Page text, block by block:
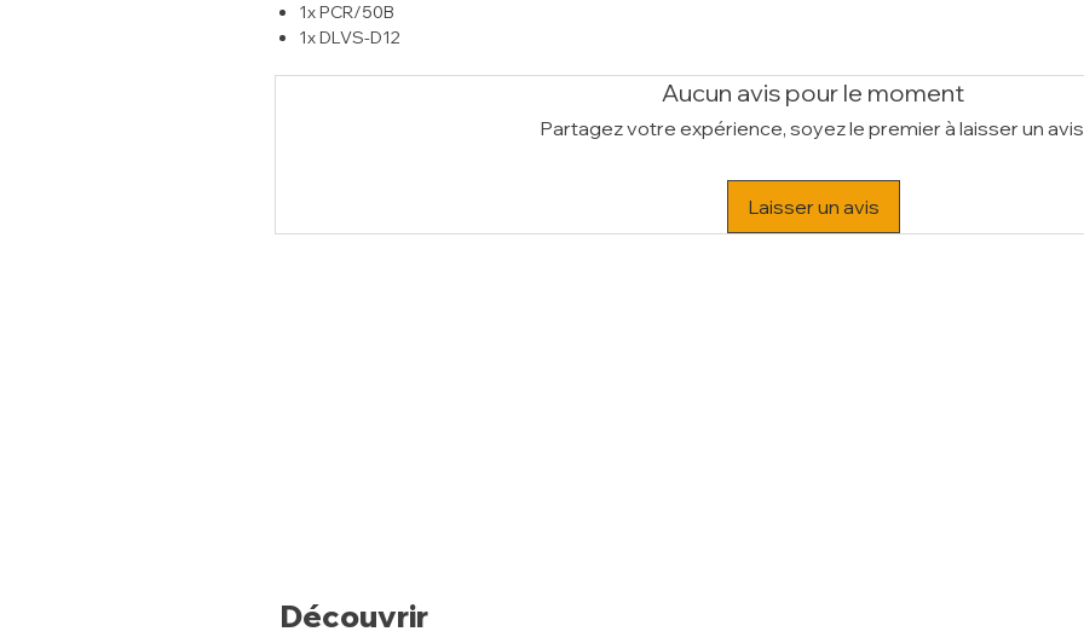
1x PCR/50B
1x DLVS-D12
Aucun avis pour le moment
Partagez votre expérience, soyez le premier à laisser un
Laisser un avis
Découvrir